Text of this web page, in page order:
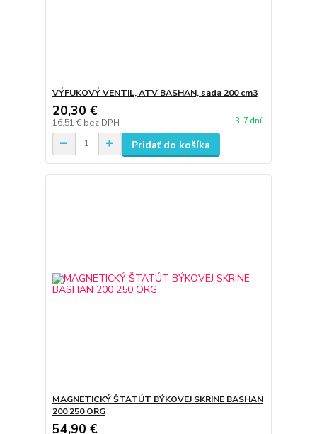
VÝFUKOVÝ VENTIL, ATV BASHAN, sada 200 cm3
20,30 €
16,51 € bez DPH 3-7 dní
Pridať do košíka
MAGNETICKÝ ŠTATÚT BÝKOVEJ SKRINE BASHAN
200 250 ORG
54,90 €